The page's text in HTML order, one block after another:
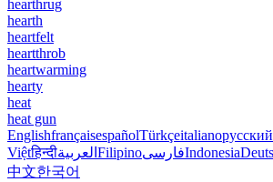
hearthrug
hearth
heartfelt
heartthrob
heartwarming
hearty
heat
heat gun
EnglishfrançaisespañolTürkçeitalianoрусский
Việtहिन्दीالعربية FilipinoفارسیIndonesia
中文한국어